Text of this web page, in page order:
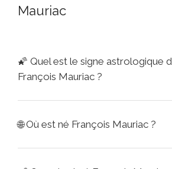
Mauriac
🌠 Quel est le signe astrologique
François Mauriac ?
🌐Où est né François Mauriac ?